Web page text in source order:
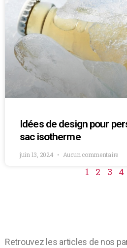
Idées de design pour
sac isotherme
juin 13, 2024 Aucun commentaire
1 2 3 4
Retrouvez les articles de nos